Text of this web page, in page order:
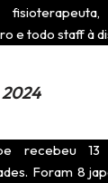
e todo staff à
recebeu 13
Foram 8